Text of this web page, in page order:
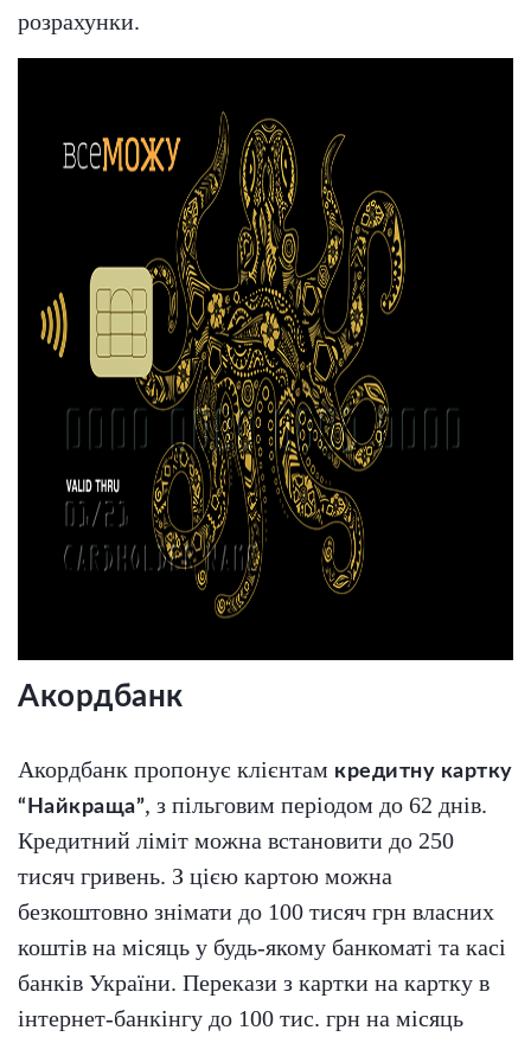
розрахунки.
Акордбанк
Акордбанк пропонує клієнтам кредитну картку
“Найкраща”, з пільговим періодом до 62 днів.
Кредитний ліміт можна встановити до 250
тисяч гривень. З цією картою можна
безкоштовно знімати до 100 тисяч грн власних
коштів на місяць у будь-якому банкоматі та касі
банків України. Перекази з картки на картку в
інтернет-банкінгу до 100 тис. грн на місяць